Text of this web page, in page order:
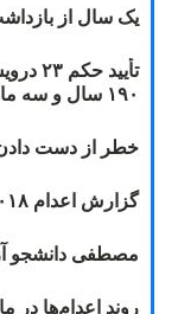
یک سال از
۱۹۰ سال و سه ماه حبس برای ۲۳ درویش گنابادی قطعی شد
خطر از دست دادن
گزارش اعدام ۲۰۱۸: قصاص و بخشش
مصطفی دانشجو